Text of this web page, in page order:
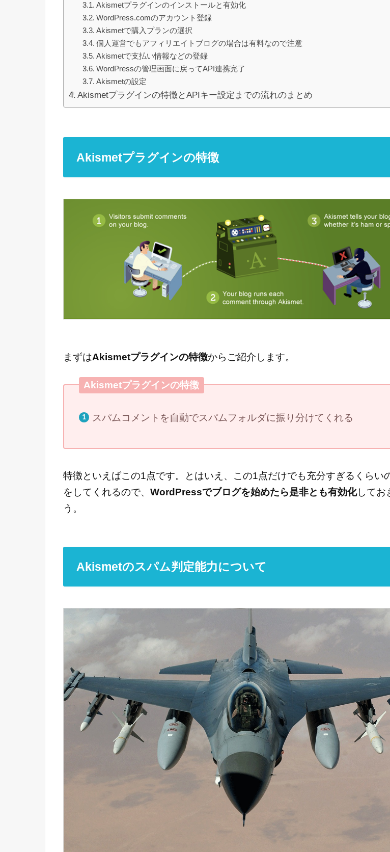
Akismetプラグインのインストールと有効化
WordPress.comのアカウント登録
Akismetで購入プランの選択
個人運営でもアフィリエイトブログの場合は有料なので注意
Akismetで支払い情報などの登録
WordPressの管理画面に戻ってAPI連携完了
Akismetの設定
Akismetプラグインの特徴とAPIキー設定までの流れのまとめ
Akismetプラグインの特徴
まずはAkismetプラグインの特徴からご紹介します。
Akismetプラグインの特徴
スパムコメントを自動でスパムフォルダに振り分けてくれる
特徴といえばこの1点です。とはいえ、この1点だけでも充分すぎるくらい
をしてくれるので、 WordPressでブログを始めたら是非とも有効化してお
う。
Akismetのスパム判定能力について